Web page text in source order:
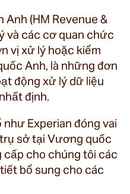
Anh (HM Revenue &
và các cơ quan chức
vị xử lý hoặc kiểm
Anh, là những đơn
động xử lý dữ liệu
định.
như Experian đóng vai
sở tại Vương quốc
cấp cho chúng tôi các
bổ sung cho các